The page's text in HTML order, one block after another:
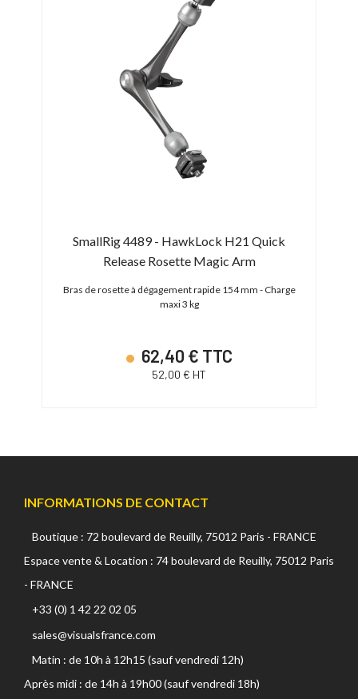
SmallRig 4489 - HawkLock H21 Quick
Release Rosette Magic Arm
Bras de rosette à dégagement rapide 154 mm - Charge
maxi 3 kg
62,40 € TTC
52,00 € HT
INFORMATIONS DE CONTACT
Boutique : 72 boulevard de Reuilly, 75012 Paris - FRANCE
Espace vente & Location : 74 boulevard de Reuilly, 75012 Paris
- FRANCE
+33 (0) 1 42 22 02 05
sales@visualsfrance.com
Matin : de 10h à 12h15 (sauf vendredi 12h)
Après midi : de 14h à 19h00 (sauf vendredi 18h)